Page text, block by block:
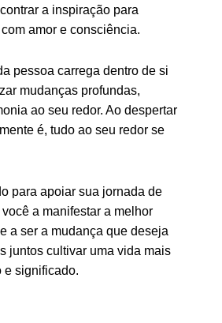
a inspiração para
amor e consciência.
pessoa carrega dentro de si
mudanças profundas,
ao seu redor. Ao despertar
é, tudo ao seu redor se
para apoiar sua jornada de
a manifestar a melhor
a ser a mudança que deseja
juntos cultivar uma vida mais
e significado.